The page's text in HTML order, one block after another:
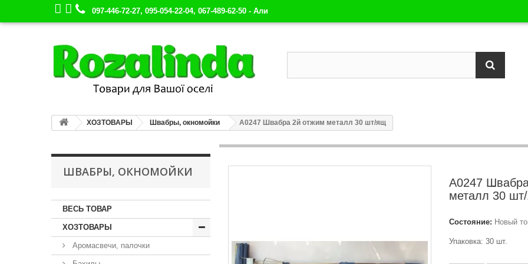
097-446-72-27, 095-054-22-04, 067-489-62-50 - Али
ХОЗТОВАРЫ Швабры, окномойки А0247 Швабра 2й отжим металл 30 шт/ящ
ШВАБРЫ, ОКНОМОЙКИ
ВЕСЬ ТОВАР
ХОЗТОВАРЫ
Аромасвечи, палочки
А0247
металл 30
Состояние: Новый
Упаковка: 30 шт.